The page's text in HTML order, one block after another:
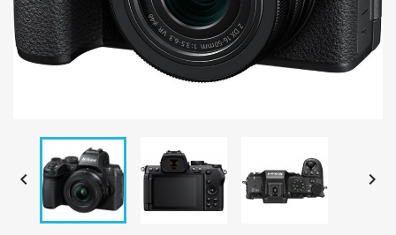
 